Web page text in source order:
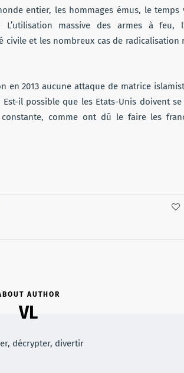
entier, les hommages émus, le temps
massive des armes à feu,
civile et les nombreux cas de radicalisation
en 2013 aucune attaque de matrice
il possible que les Etats-Unis doivent
comme ont dû le faire les
AUTHOR
VL
décrypter, divertir